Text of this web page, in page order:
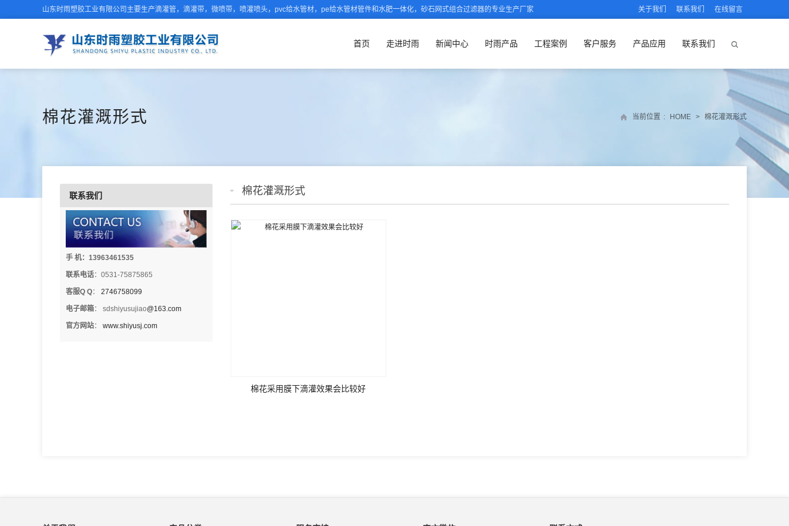
山东时雨塑胶工业有限公司主要生产滴灌管，滴灌带，微喷带，喷灌喷头，pvc给水管材，pe给水管材管件和水肥一体化，砂石网式组合过滤器的专业生产厂家 关于我们 联系我们 在线留言
首页 走进时雨 新闻中心 时雨产品 工程案例 客户服务 产品应用 联系我们
棉花灌溉形式 当前位置 : HOME > 棉花灌溉形式
棉花灌溉形式
棉花采用膜下滴灌效果会比较好
联系我们
手 机：13963461535
联系电话：0531-75875865
客服Q Q： 2746758099
电子邮箱： sdshiyusujiao@163.com
官方网站： www.shiyusj.com